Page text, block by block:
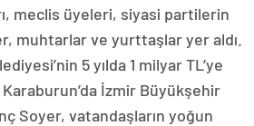
meclis üyeleri, siyasi partilerin
muhtarlar ve yurttaşlar yer aldı.
5 yılda 1 milyar TL’ye
Karaburun’da İzmir Büyükşehir
Soyer, vatandaşların yoğun